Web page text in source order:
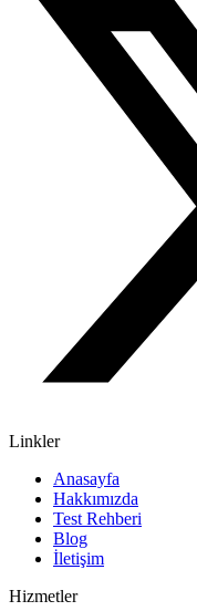
Linkler
Anasayfa
Hakkımızda
Test Rehberi
Blog
İletişim
Hizmetler